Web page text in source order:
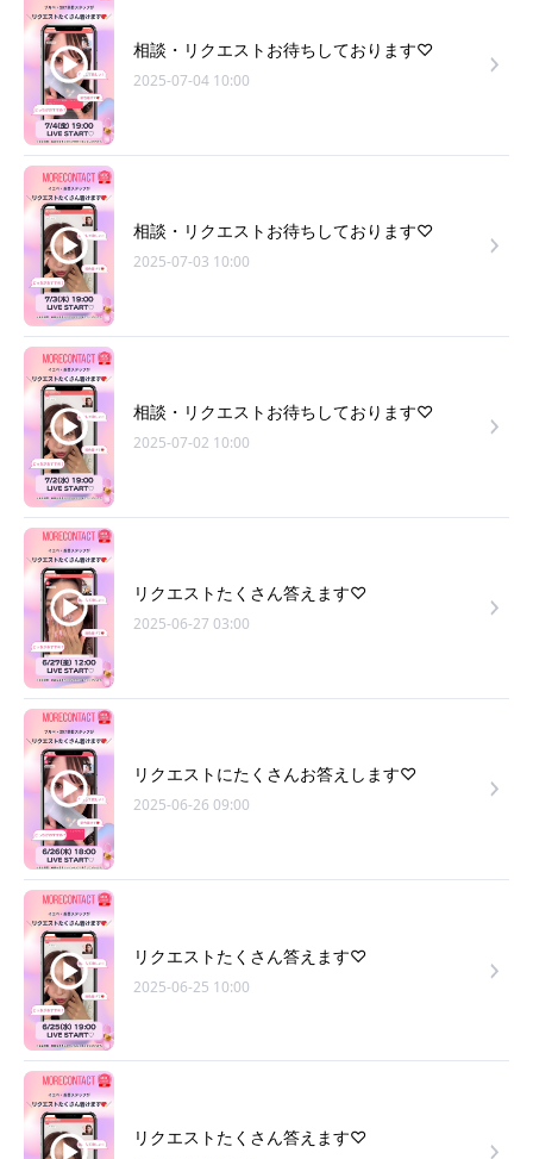
相談・リクエストお待ちしております♡
2025-07-04 10:00
相談・リクエストお待ちしております♡
2025-07-03 10:00
相談・リクエストお待ちしております♡
2025-07-02 10:00
リクエストたくさん答えます♡
2025-06-27 03:00
リクエストにたくさんお答えします♡
2025-06-26 09:00
リクエストたくさん答えます♡
2025-06-25 10:00
リクエストたくさん答えます♡